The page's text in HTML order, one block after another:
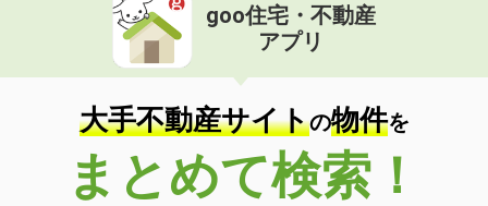
goo住宅・不動産
アプリ
大手不動産サイトの物件を
まとめて検索！